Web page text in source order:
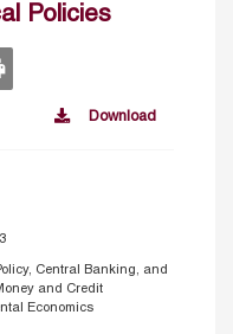
Policies
Download
Central Banking, and
and Credit
Economics